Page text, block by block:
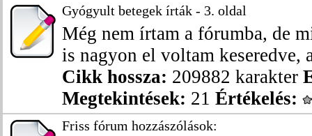
Gyógyult betegek írták - 3. oldal
Még nem írtam a fórumba, de
is nagyon el voltam keseredve,
Cikk hossza: 209882 karakter
Megtekintések: 21 Értékelés:
Friss fórum hozzászólások: